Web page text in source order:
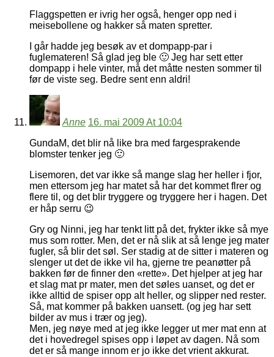
Flaggspetten er ivrig her også, henger opp ned i
meisebollene og hakker så maten spretter.
I går hadde jeg besøk av et dompapp-par i
fuglemateren! Så glad jeg ble 🙂 Jeg har sett etter
dompapp i hele vinter, må det måtte nesten sommer til
før de viste seg. Bedre sent enn aldri!
Anne 16. mai 2009 At 10:04
GundaM, det blir nå like bra med fargesprakende
blomster tenker jeg 🙂
Lisemoren, det var ikke så mange slag her heller i fjor,
men ettersom jeg har matet så har det kommet flrer og
flere til, og det blir tryggere og tryggere her i hagen. Det
er håp serru 😉
Gry og Ninni, jeg har tenkt litt på det, frykter ikke så mye
mus som rotter. Men, det er nå slik at så lenge jeg mater
fugler, så blir det søl. Ser stadig at de sitter i materen og
slenger ut det de ikke vil ha, gjerne tre peanøtter på
bakken før de finner den «rette». Det hjelper at jeg har
et slag mat pr mater, men det søles uanset, og det er
ikke alltid de spiser opp alt heller, og slipper ned rester.
Så, mat kommer på bakken uansett. (og jeg har sett
bilder av mus i trær og jeg).
Men, jeg nøye med at jeg ikke legger ut mer mat enn at
det i hovedregel spises opp i løpet av dagen. Nå som
det er så mange innom er jo ikke det vrient akkurat.